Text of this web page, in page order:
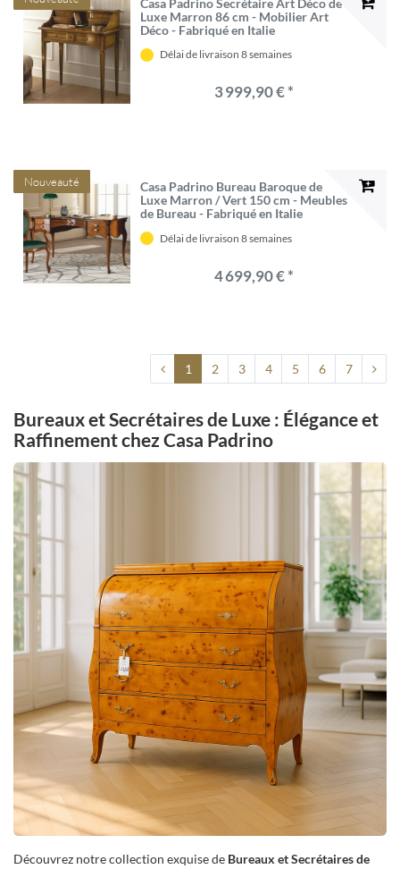
Luxe Marron 86 cm - Mobilier Art
Déco - Fabriqué en Italie
Délai de livraison 8 semaines
3 999,90 € *
Nouveauté
Casa Padrino Bureau Baroque de
Luxe Marron / Vert 150 cm - Meubles
de Bureau - Fabriqué en Italie
Délai de livraison 8 semaines
4 699,90 € *
1 2 3 4 5 6 7
Bureaux et Secrétaires de Luxe : Élégance et
Raffinement chez Casa Padrino
Découvrez notre collection exquise de Bureaux et Secrétaires de